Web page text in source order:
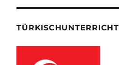
TÜRKISCHUNTERRICHT